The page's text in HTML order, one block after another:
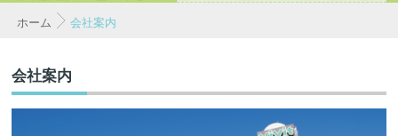
ホーム 会社案内
会社案内